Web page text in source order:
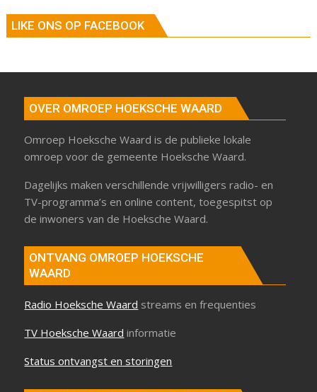
LIKE ONS OP FACEBOOK
OVER OMROEP HOEKSCHE WAARD
Omroep Hoeksche Waard is de publieke lokale
omroep voor de gemeente Hoeksche Waard.
Dagelijks maken verschillende vrijwilligers radio- en
TV-programma’s en online content, toegespitst op
de inwoners van de Hoeksche Waard.
ONTVANG OMROEP HOEKSCHE
WAARD
Radio Hoeksche Waard streams en frequenties
TV Hoeksche Waard informatie
Status ontvangst en storingen